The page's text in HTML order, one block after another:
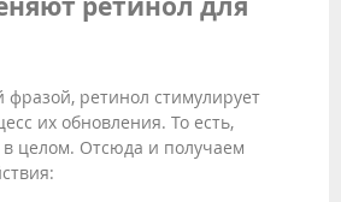
ретинол для
фразой, ретинол стимулирует
их обновления. То есть,
в целом. Отсюда и получаем